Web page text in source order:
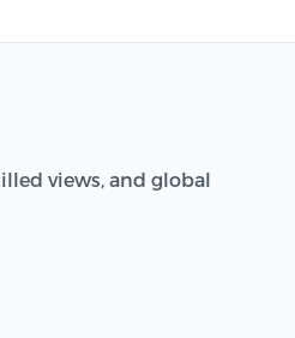
views, and global